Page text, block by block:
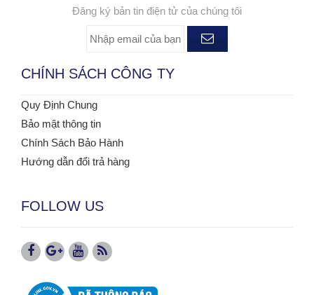
Đăng ký bản tin điện tử của chúng tôi
CHÍNH SÁCH CÔNG TY
Quy Định Chung
Bảo mật thông tin
Chính Sách Bảo Hành
Hướng dẫn đổi trả hàng
FOLLOW US